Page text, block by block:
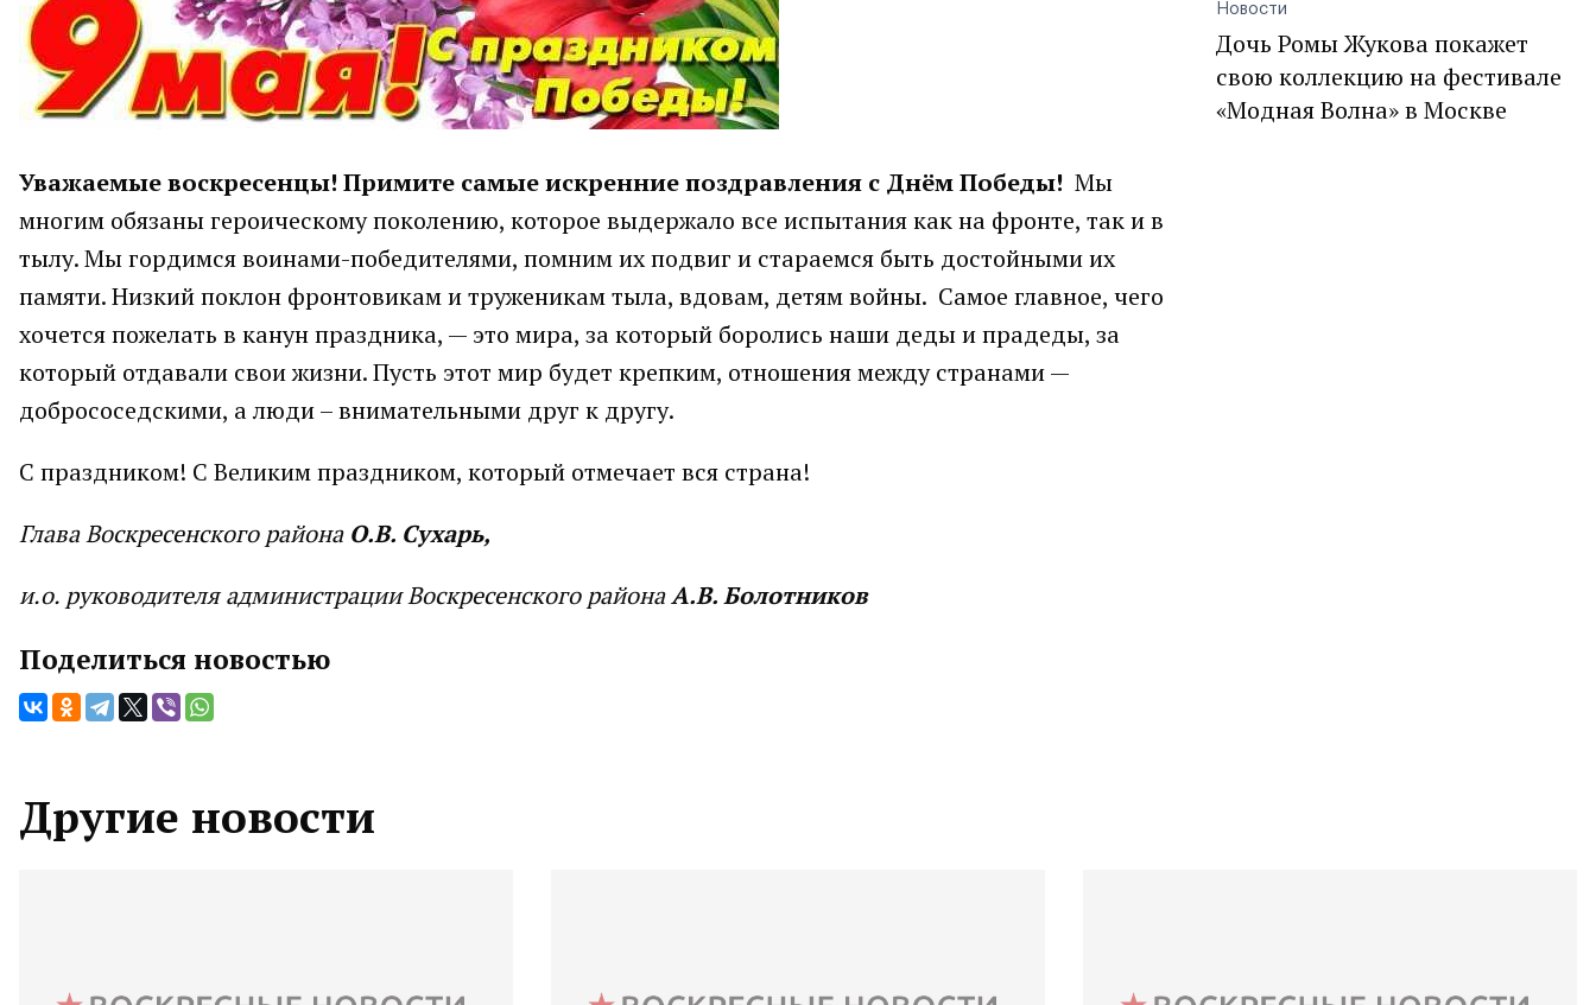
Уважаемые воскресенцы! Примите самые искренние поздравления с Днём Победы! Мы
многим обязаны героическому поколению, которое выдержало все испытания как на фронте, так и в
тылу. Мы гордимся воинами-победителями, помним их подвиг и стараемся быть достойными их
памяти. Низкий поклон фронтовикам и труженикам тыла, вдовам, детям войны. Самое главное, чего
хочется пожелать в канун праздника, — это мира, за который боролись наши деды и прадеды, за
который отдавали свои жизни. Пусть этот мир будет крепким, отношения между странами —
добрососедскими, а люди – внимательными друг к другу.
С праздником! С Великим праздником, который отмечает вся страна!
Глава Воскресенского района О.В. Сухарь,
и.о. руководителя администрации Воскресенского районаА.В. Болотников
Поделиться новостью
Новости
Дочь Ромы Жукова покажет
свою коллекцию на фестивале
«Модная Волна» в Москве
Другие новости